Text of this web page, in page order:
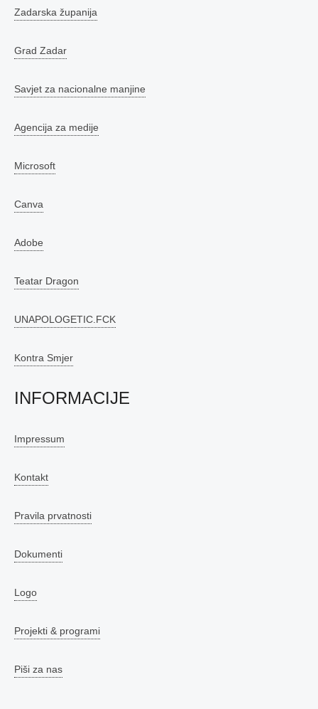
Zadarska županija
Grad Zadar
Savjet za nacionalne manjine
Agencija za medije
Microsoft
Canva
Adobe
Teatar Dragon
UNAPOLOGETIC.FCK
Kontra Smjer
INFORMACIJE
Impressum
Kontakt
Pravila prvatnosti
Dokumenti
Logo
Projekti & programi
Piši za nas